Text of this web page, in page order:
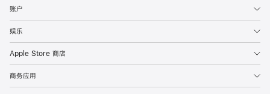
账户
娱乐
Apple Store 商店
商务应用